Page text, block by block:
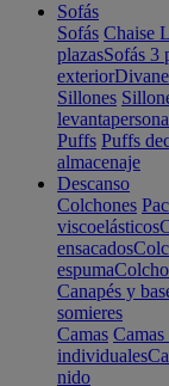
Sofás
Sofás Chaise
plazasSofás 3
exterior
Sillones
Puffs Puffs
almacenaje
Descanso
Colchones
viscoelásticos
ensacados
espuma
Canapés y
somieres
Camas
individuales
nido